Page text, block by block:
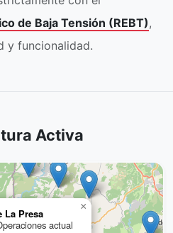
de Baja Tensión (REBT),
y funcionalidad.
Activa
La Presa
actual
×